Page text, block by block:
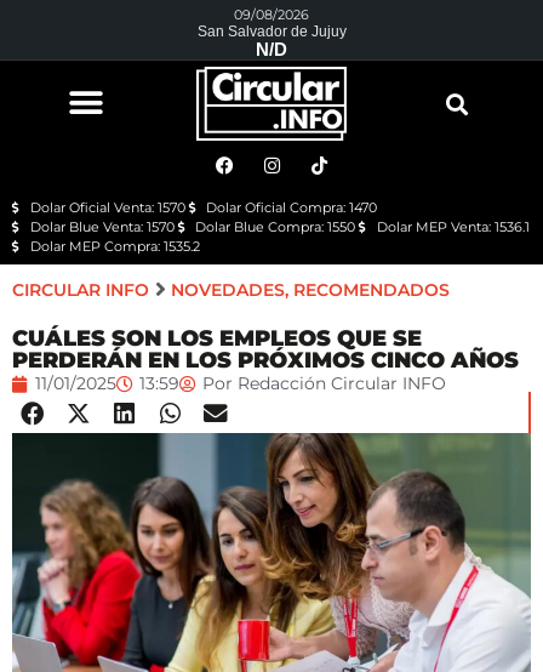
09/08/2026
San Salvador de Jujuy
N/D
Dolar Oficial Venta: 1570
Dolar Oficial Compra: 1470
Dolar Blue Venta: 1570
Dolar Blue Compra: 1550
Dolar MEP Venta: 1536.1
Dolar MEP Compra: 1535.2
CIRCULAR INFO NOVEDADES, RECOMENDADOS
CUÁLES SON LOS EMPLEOS QUE SE
PERDERÁN EN LOS PRÓXIMOS CINCO AÑOS
11/01/2025 13:59 Por Redacción Circular INFO